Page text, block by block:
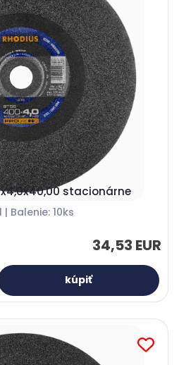
stacionárne
| Balenie: 10ks
34,53 EUR